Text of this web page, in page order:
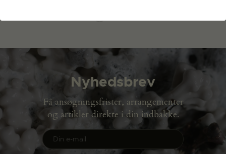
Nyhedsbrev
Få ansøgningsfrister, arrangementer
og artikler direkte i din indbakke.